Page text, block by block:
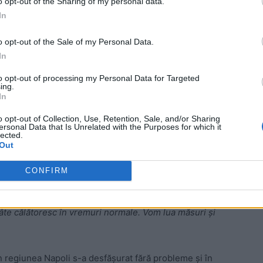
opt-out of the Sale of my Personal Data.
opt-out of processing my Personal Data for Targeted
opt-out of Collection, Use, Retention, Sale, and/or Sharing
Data that Is Unrelated with the Purposes for which it
CONFIRM
care în acest moment se află în șomaj
călătorii în așa fel încât să fie respectate
-
Autonomo Volturno) – compania care se ocupă de
că „în acel tren, în mod normal, călătoresc
sa totală. Conform regulilor de distanțare
este de 100 de persoane. De această dată au urcat
călătoresc în vremuri normale. Vom lua măsuri și
Napoli s-a desfășurat fără probleme și în